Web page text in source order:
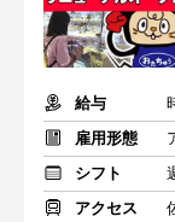
給与
雇用形態
シフト
アクセス